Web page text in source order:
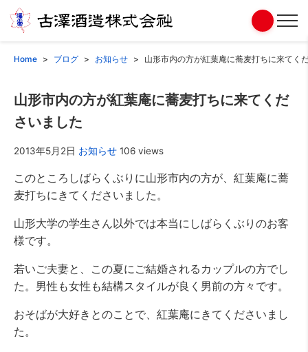
Home ブログ お知らせ 山形市内の方が紅葉庵に蕎麦打ちに来てく
山形市内の方が紅葉庵に蕎麦打ちに来てくだ
さいました
2013年5月2日 お知らせ 106 views
このところしばらくぶりに山形市内の方が、紅葉庵に蕎
麦打ちにきてくださいました。
山形大学の学生さん以外では本当にしばらくぶりのお客
様です。
若いご夫妻と、この夏にご結婚されるカップルの方でし
た。男性も女性も結構スタイルが良く男前の方々です。
おそばが大好きとのことで、紅葉庵にきてくださいまし
た。